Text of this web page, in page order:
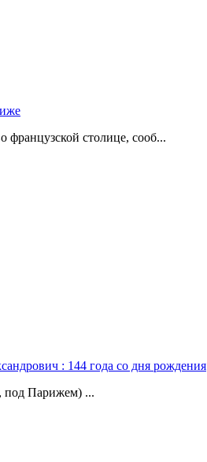
столице, сооб...
: 144 года со дня рождения
под Парижем) ...